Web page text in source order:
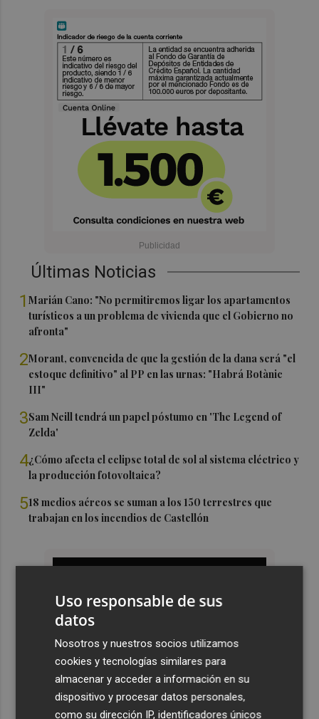
Últimas Noticias
1Marián Cano: "No permitiremos ligar los apartamentos
turísticos a un problema de vivienda que el Gobierno no
afronta"
2Morant, convencida de que la gestión de la dana será "el
estoque definitivo" al PP en las urnas: "Habrá Botànic
III"
3Sam Neill tendrá un papel póstumo en 'The Legend of
Zelda'
4¿Cómo afecta el eclipse total de sol al sistema eléctrico y
la producción fotovoltaica?
518 medios aéreos se suman a los 150 terrestres que
trabajan en los incendios de Castellón
Uso responsable de sus
datos
Nosotros y nuestros socios utilizamos
cookies y tecnologías similares para
almacenar y acceder a información en su
dispositivo y procesar datos personales,
como su dirección IP, identificadores únicos